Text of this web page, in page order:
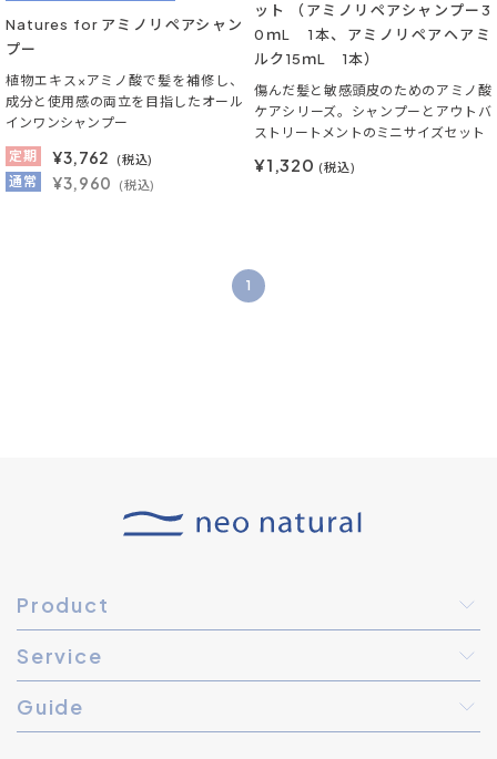
Natures for アミノリペアシャン
プー
植物エキス×アミノ酸で髪を補修し、
成分と使用感の両立を目指したオール
インワンシャンプー
定期
¥3,762 (税込)
通常 ¥3,960 (税込)
ット （アミノリペアシャンプー3
0ｍL 1本、アミノリペアヘアミ
ルク15ｍL 1本）
傷んだ髪と敏感頭皮のためのアミノ酸
ケアシリーズ。シャンプーとアウトバ
ストリートメントのミニサイズセット
¥1,320 (税込)
1
Product
Service
Guide